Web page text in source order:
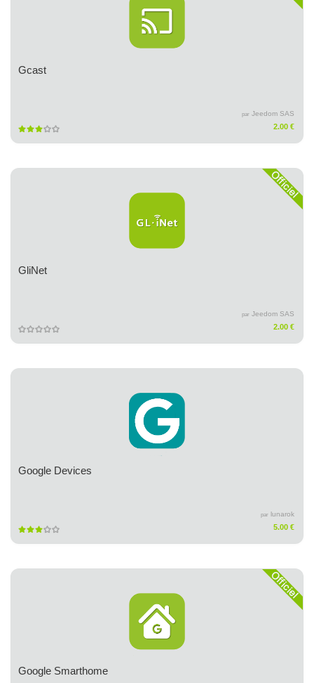
Gcast
par Jeedom SAS
2.00 €
GliNet
par Jeedom SAS
2.00 €
Google Devices
par lunarok
5.00 €
Google Smarthome